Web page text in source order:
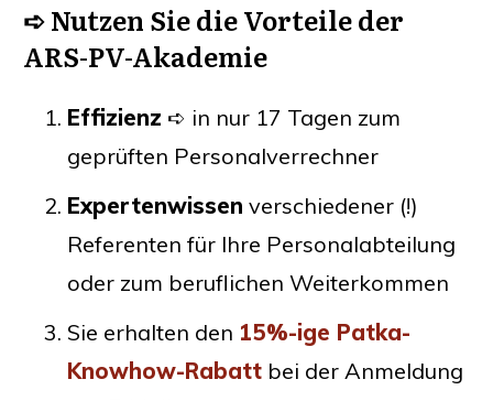
➪ Nut­zen Sie dieVor­tei­leder
ARS-PV-Aka­de­mie
Effi­zi­enz ➪ in nur 17 Tagen zum
geprüf­ten Personalverrechner
Exper­ten­wis­sen ver­schie­de­ner (!)
Refe­ren­ten für Ihre Per­so­nal­ab­tei­lung
oder zum beruf­li­chen Weiterkommen
Sie erhal­ten den 15%-ige Pat­ka-
Know­how-Rabatt bei der Anmel­dung